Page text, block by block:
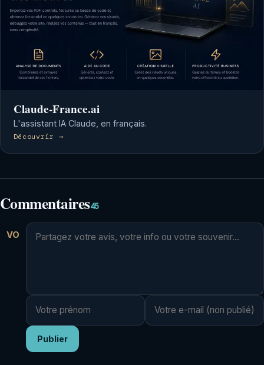
Claude-France.ai
L'assistant IA Claude, en français.
Découvrir →
Commentaires45
VO
Publier